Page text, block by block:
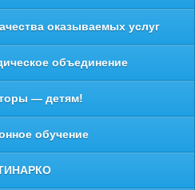
оказываемых услуг
объединение
— детям!
обучение